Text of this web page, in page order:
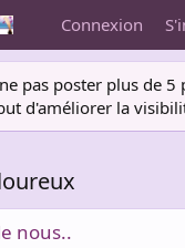
Connexion
pas poster plus de 5
d'améliorer la
nous..